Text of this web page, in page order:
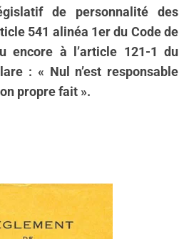
de personnalité des
541 alinéa 1er du Code de
encore à l’article 121-1 du
: « Nul n’est responsable
propre fait ».